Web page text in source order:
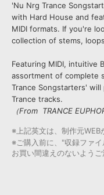
'Nu Nrg Trance
with Hard House and
MIDI formats. If you're
collection of stems,
Featuring MIDI, intuitive
assortment of complete
Trance Songstarters'
Trance tracks.
（From TRANCE
※上記英文は、制作元WEB
※ご購入前に、"収録ファイ
お買い間違えのないようご